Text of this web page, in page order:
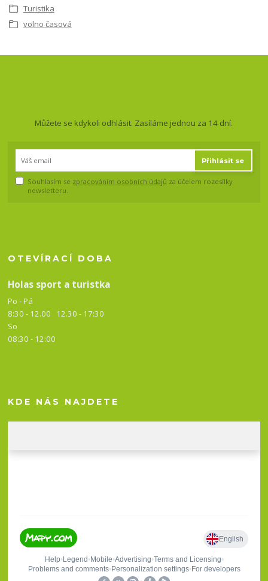
Turistika
volno časová
Můžete se kdykoli odhlásit. Zasíláme jednou za 14 dní.
Přihlásit se
Souhlasím se zpracováním osobních údajů za účelem rozesílky
newsletteru.
OTEVÍRACÍ DOBA
Holas sport a turistka
Po - Pá
8:30 - 12.00 12.30 - 17:30
So
08:30 - 12:00
KDE NÁS NAJDETE